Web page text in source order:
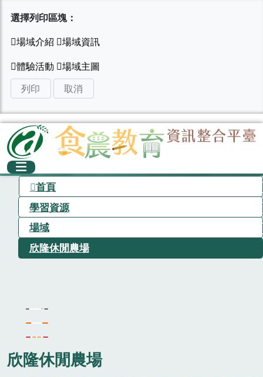
選擇列印區塊：
列印 取消
首頁
學習資源
場域
欣隆休閒農場
欣隆休閒農場